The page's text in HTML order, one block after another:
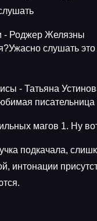
- Роджер Желязны
слушать это
- Татьяна
писательница
магов 1. Ну
подкачала,
интонации